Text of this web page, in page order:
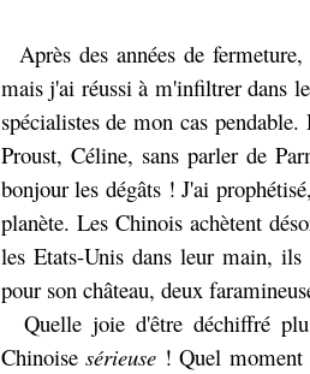
Après des années de
mais j'ai réussi à m'infiltrer dans
spécialistes de mon cas
Proust, Céline, sans parler de
bonjour les dégâts ! J'ai
planète. Les Chinois achètent
les Etats-Unis dans leur main,
pour son château, deux
Quelle joie d'être déchiffré
Chinoisesérieuse ! Quel moment